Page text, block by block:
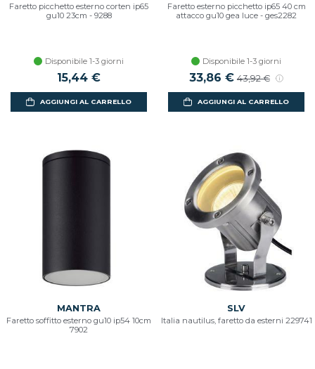
Faretto picchetto esterno corten ip65
gu10 23cm - 9288
Disponibile 1-3 giorni
15,44 €
AGGIUNGI AL CARRELLO
Faretto esterno picchetto ip65 40 cm
attacco gu10 gea luce - ges2282
Disponibile 1-3 giorni
Prezzo scontato
33,86 € Prezzo di listino
43,92 €
AGGIUNGI AL CARRELLO
MANTRA
Faretto soffitto esterno gu10 ip54 10cm
7902
SLV
Italia nautilus, faretto da esterni 229741